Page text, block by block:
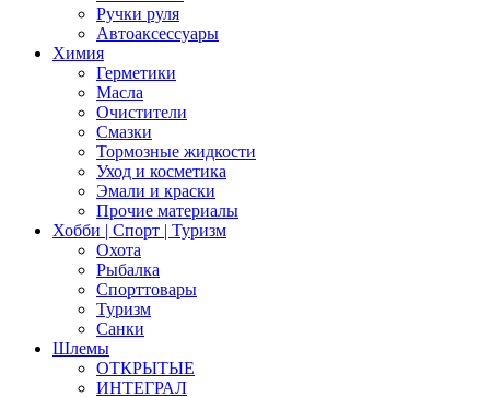
Ручки руля
Автоаксессуары
Химия
Герметики
Масла
Очистители
Смазки
Тормозные жидкости
Уход и косметика
Эмали и краски
Прочие материалы
Хобби | Cпорт | Туризм
Охота
Рыбалка
Спорттовары
Туризм
Санки
Шлемы
ОТКРЫТЫЕ
ИНТЕГРАЛ